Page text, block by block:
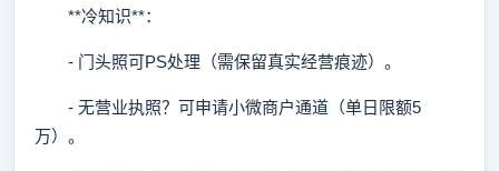
**冷知识**：
- 门头照可PS处理（需保留真实经营痕迹）。
- 无营业执照？可申请小微商户通道（单日限额5
万）。